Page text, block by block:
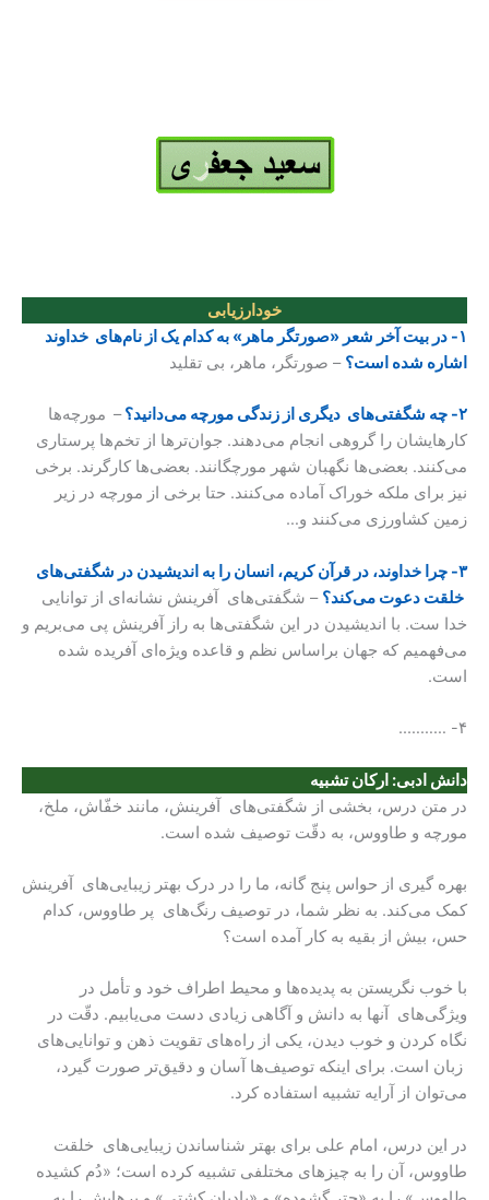
خودارزیابی
۱- در بیت آخر شعر «صورتگر ماهر» به کدام یک از نام‌های خداوند
اشاره شده است؟ – صورتگر، ماهر، بی تقلید
۲- چه شگفتی‌های دیگری از زندگی مورچه می‌دانید؟ – مورچه‌‌ها
کارهایشان را گروهی انجام می‌دهند. جوان‌ترها از تخم‌ها پرستاری
می‌کنند. بعضی‌ها نگهبان شهر مورچگانند. بعضی‌‌ها کارگرند. برخی
نیز برای ملکه خوراک آماده می‌کنند. حتا برخی از مورچه در زیر
زمین کشاورزی می‌کنند و…
۳- چرا خداوند، در قرآن کریم، انسان را به اندیشیدن در شگفتی‌های
خلقت دعوت می‌کند؟ – شگفتی‌های آفرینش نشانه‌ای از توانایی
خدا ست. با اندیشیدن در این شگفتی‌ها به راز آفرینش پی می‌بریم و
می‌فهمیم که جهان براساس نظم و قاعده ویژه‌ای آفریده شده
است.
۴- ………..
دانش ادبی: ارکان تشبیه
در متن درس، بخشی از شگفتی‌های آفرینش، مانند خفّاش، ملخ،
مورچه و طاووس، به دقّت توصیف شده است.
بهره گیری از حواس پنج گانه، ما را در درک بهتر زیبایی‌های آفرینش
کمک می‌کند. به نظر شما، در توصیف رنگ‌های پر طاووس، کدام
حس، بیش از بقیه به کار آمده است؟
با خوب نگریستن به پدیده‌ها و محیط اطراف خود و تأمل در
ویژگی‌های آنها به دانش و آگاهی زیادی دست می‌یابیم. دقّت در
نگاه کردن و خوب دیدن، یکی از راه‌های تقویت ذهن و توانایی‌های
زبان است. برای اینکه توصیف‌ها آسان و دقیق‌تر صورت گیرد،
می‌توان از آرایه تشبیه استفاده کرد.
در این درس، امام علی برای بهتر شناساندن زیبایی‌های خلقت
طاووس، آن را به چیزهای مختلفی تشبیه کرده است؛ «دُم کشیده